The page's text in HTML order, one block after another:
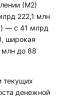
(М2)
222,1 млн
— с 41 млрд
широкая
до 88
текущих
денежной